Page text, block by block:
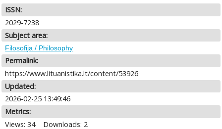
ISSN:
2029-7238
Subject area:
Filosofija / Philosophy
Permalink:
https://www.lituanistika.lt/content/53926
Updated:
2026-02-25 13:49:46
Metrics:
Views: 34
Downloads: 2